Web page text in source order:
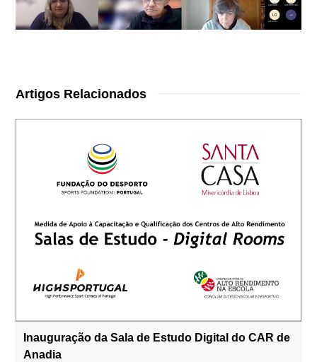
Artigos Relacionados
Inauguração da Sala de Estudo Digital do CAR de
Anadia